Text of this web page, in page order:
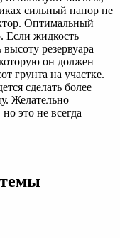
сильный напор не
Оптимальный
Если жидкость
высоту резервуара —
он должен
грунта на участке.
сделать более
Желательно
это не всегда